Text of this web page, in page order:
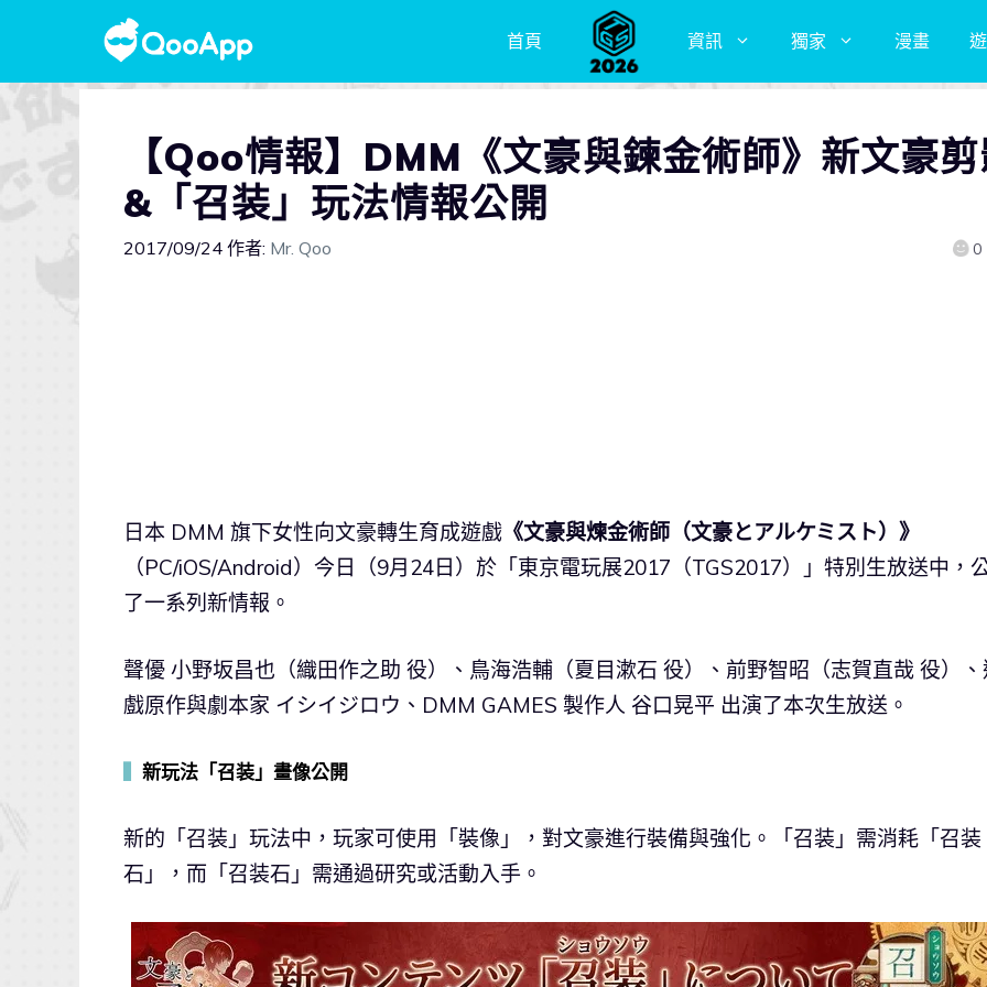
首頁 資訊 獨家 漫畫
【Qoo情報】DMM《文豪與鍊金術師》新文豪
&「召装」玩法情報公開
2017/09/24 作者: Mr. Qoo 0
日本 DMM 旗下女性向文豪轉生育成遊戲 《文豪與煉金術師（文豪とアルケミスト）》
（PC/iOS/Android）今日（9月24日）於「東京電玩展2017（TGS2017）」特別生放送中，
了一系列新情報。
聲優 小野坂昌也（織田作之助 役）、鳥海浩輔（夏目漱石 役）、前野智昭（志賀直哉 役）
戲原作與劇本家 イシイジロウ、DMM GAMES 製作人 谷口晃平 出演了本次生放送。
新玩法「召装」畫像公開
新的「召装」玩法中，玩家可使用「裝像」，對文豪進行裝備與強化。「召装」需消耗「召装
石」，而「召装石」需通過研究或活動入手。